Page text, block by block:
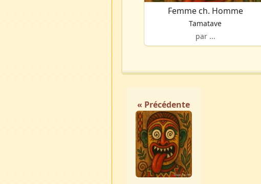
Femme ch. Homme
Tamatave
par ...
« Précédente